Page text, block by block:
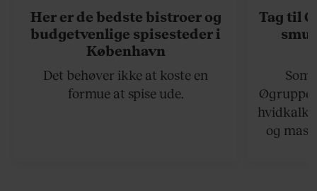
Her er de bedste bistroer og
budgetvenlige spisesteder i
København
Det behøver ikke at koste en
formue at spise ude.
Tag til
og